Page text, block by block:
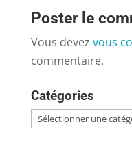
Poster le
Vous devez vous
commentaire.
Catégories
Catégories